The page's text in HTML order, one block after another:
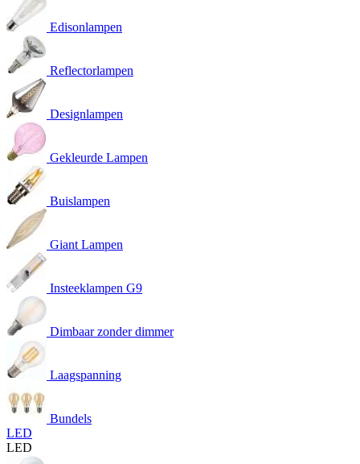
Edisonlampen
Reflectorlampen
Designlampen
Gekleurde Lampen
Buislampen
Giant Lampen
Insteeklampen G9
Dimbaar zonder dimmer
Laagspanning
Bundels
LED
LED